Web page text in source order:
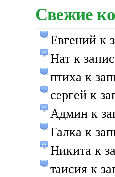
Свежие
Евгений к
Нат к
птиха к
сергей к
Админ к
Галка к
Никита к
таисия к